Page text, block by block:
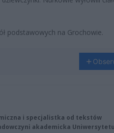
podstawowych na Grochowie.
i specjalistka od tekstów
akademicka Uniwersytetu